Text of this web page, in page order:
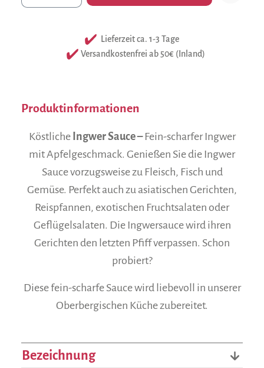
Lieferzeit ca. 1-3 Tage
Versandkostenfrei ab 50€ (Inland)
Produktinformationen
KöstlicheIngwer Sauce – Fein-scharfer Ingwer
mit Apfelgeschmack. Genießen Sie die Ingwer
Sauce vorzugsweise zu Fleisch, Fisch und
Gemüse. Perfekt auch zu asiatischen Gerichten,
Reispfannen, exotischen Fruchtsalaten oder
Geflügelsalaten. Die Ingwersauce wird ihren
Gerichten den letzten Pfiff verpassen. Schon
probiert?
Diese fein-scharfe Sauce wird liebevoll in unserer
Oberbergischen Küche zubereitet.
Bezeichnung